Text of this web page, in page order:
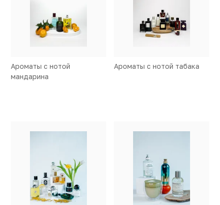
Ароматы с нотой
мандарина
Ароматы с нотой табака